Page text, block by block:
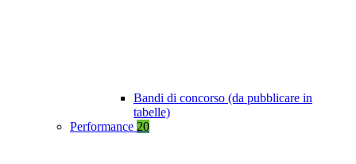
Bandi di concorso (da pubblicare in
tabelle)
Performance 20